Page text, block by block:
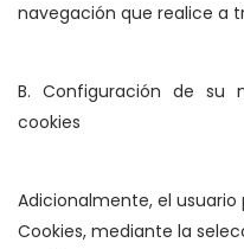
navegación que realice a
B. Configuración de su
cookies
Adicionalmente, el
Cookies, mediante la